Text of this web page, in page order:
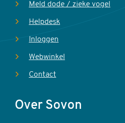
Meld dode / zieke vogel
Helpdesk
Inloggen
Webwinkel
Contact
Over Sovon